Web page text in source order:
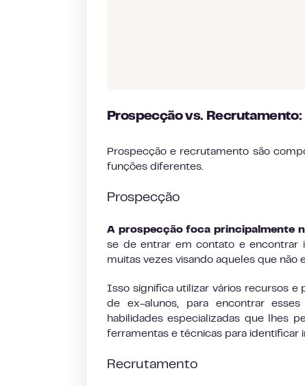
Prospecção vs.
Prospecção e recrutamento são
funções diferentes.
Prospecção
A prospecção foca principalmente
se de entrar em contato e encontrar
muitas vezes visando aqueles que
Isso significa utilizar vários recursos e
de ex-alunos, para encontrar
habilidades especializadas que lhes
ferramentas e técnicas para identificar
Recrutamento